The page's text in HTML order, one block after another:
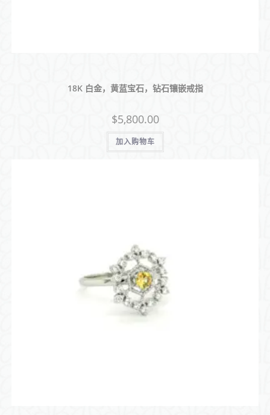
18K 白金，黄蓝宝石，钻石镶嵌戒指
$5,800.00
加入购物车